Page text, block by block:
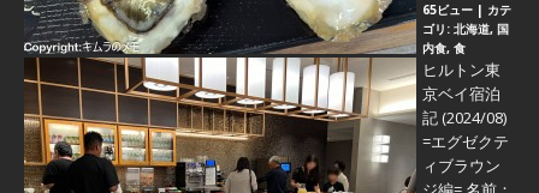
65ビュー | カテ
ゴリ: 北海道, 国
内食, 食
ヒルトン東
京ベイ宿泊
記 (2024/08)
=エグゼクテ
ィブラウン